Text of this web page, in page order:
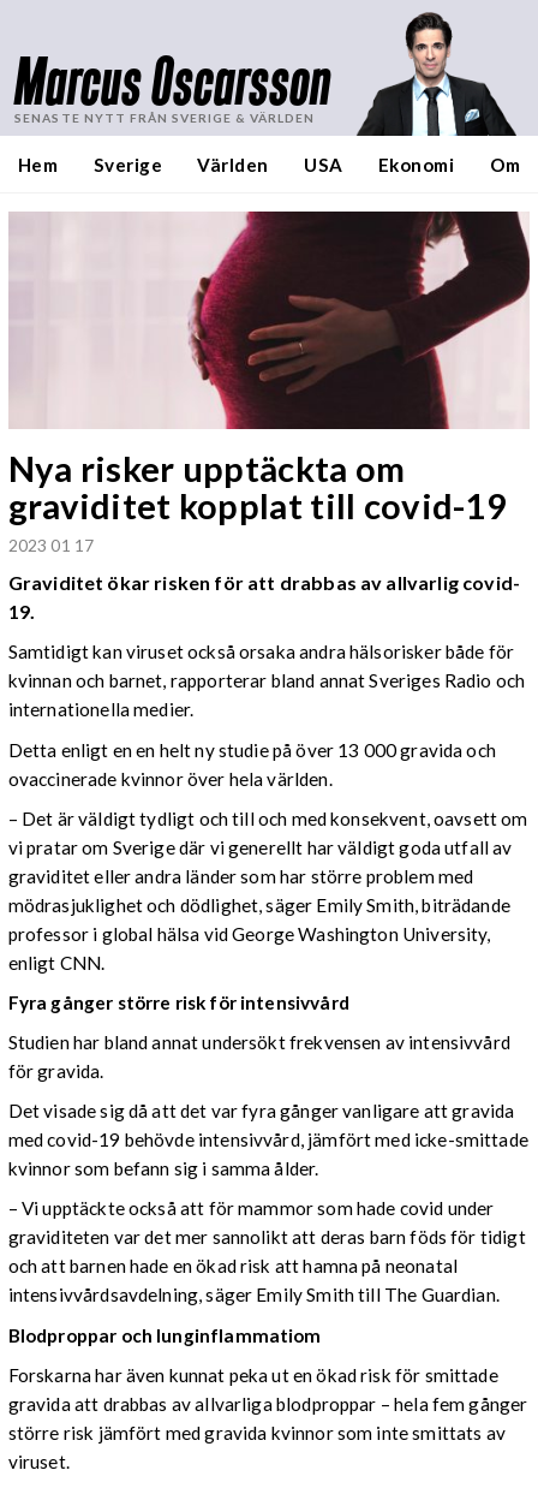
Marcus Oscarsson
SENASTE NYTT FRÅN SVERIGE & VÄRLDEN
Hem Sverige Världen USA Ekonomi Om
Nya risker upptäckta om
graviditet kopplat till covid-19
2023 01 17
Graviditet ökar risken för att drabbas av allvarlig covid-
19.
Samtidigt kan viruset också orsaka andra hälsorisker både för
kvinnan och barnet, rapporterar bland annat Sveriges Radio och
internationella medier.
Detta enligt en en helt ny studie på över 13 000 gravida och
ovaccinerade kvinnor över hela världen.
– Det är väldigt tydligt och till och med konsekvent, oavsett om
vi pratar om Sverige där vi generellt har väldigt goda utfall av
graviditet eller andra länder som har större problem med
mödrasjuklighet och dödlighet, säger Emily Smith, biträdande
professor i global hälsa vid George Washington University,
enligt CNN.
Fyra gånger större risk för intensivvård
Studien har bland annat undersökt frekvensen av intensivvård
för gravida.
Det visade sig då att det var fyra gånger vanligare att gravida
med covid-19 behövde intensivvård, jämfört med icke-smittade
kvinnor som befann sig i samma ålder.
– Vi upptäckte också att för mammor som hade covid under
graviditeten var det mer sannolikt att deras barn föds för tidigt
och att barnen hade en ökad risk att hamna på neonatal
intensivvårdsavdelning, säger Emily Smith till The Guardian.
Blodproppar och lunginflammatiom
Forskarna har även kunnat peka ut en ökad risk för smittade
gravida att drabbas av allvarliga blodproppar – hela fem gånger
större risk jämfört med gravida kvinnor som inte smittats av
viruset.